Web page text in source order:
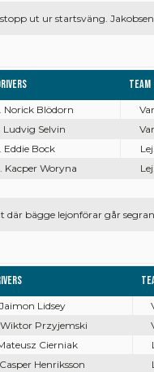
ut ur startsväng.
Team
Norick Blödorn
Ludvig Selvin
Eddie Bock
Kacper Woryna
där bägge lejonförar går
Lidsey
Przyjemski
Cierniak
Henriksson